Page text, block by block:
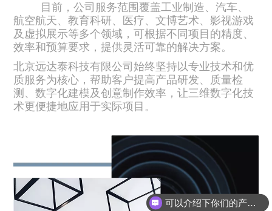
目前，公司服务范围覆盖工业制造、汽车、
航空航天、教育科研、医疗、文博艺术、影视游戏
及虚拟展示等多个领域，可根据不同项目的精度、
效率和预算要求，提供灵活可靠的解决方案。
北京远达泰科技有限公司始终坚持以专业技术和优
质服务为核心，帮助客户提高产品研发、质量检
测、数字化建模及创意制作效率，让三维数字化技
术更便捷地应用于实际项目。
可以介绍下你们的产品么